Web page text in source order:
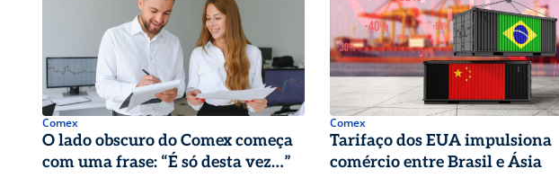
Comex
O lado obscuro do Comex começa
com uma frase: “É só desta vez…”
Comex
Tarifaço dos EUA impulsiona
comércio entre Brasil e Ásia